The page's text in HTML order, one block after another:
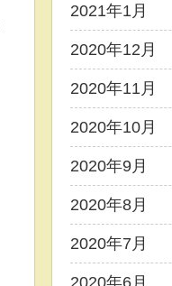
2021年1月
2020年12月
2020年11月
2020年10月
2020年9月
2020年8月
2020年7月
2020年6月